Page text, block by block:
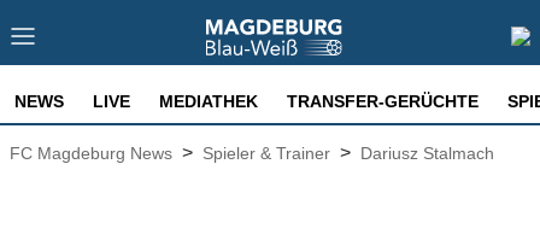
NEWS LIVE MEDIATHEK TRANSFER-GERÜCHTE
FC Magdeburg News > Spieler & Trainer > Dariusz Stalmach